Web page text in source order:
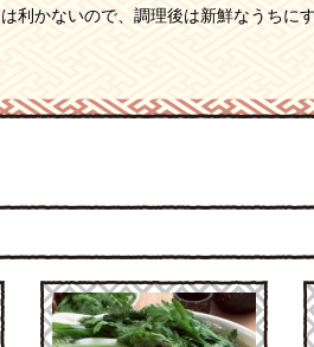
は利かないので、調理後は新鮮なうちに